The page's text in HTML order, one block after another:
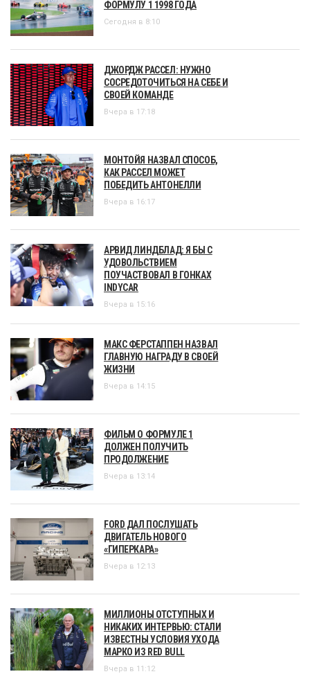
ФОРМУЛУ 1 1998 ГОДА
Сегодня в 8:10
ДЖОРДЖ РАССЕЛ: НУЖНО
СОСРЕДОТОЧИТЬСЯ НА СЕБЕ И
СВОЕЙ КОМАНДЕ
Вчера в 17:18
МОНТОЙЯ НАЗВАЛ СПОСОБ,
КАК РАССЕЛ МОЖЕТ
ПОБЕДИТЬ АНТОНЕЛЛИ
Вчера в 16:17
АРВИД ЛИНДБЛАД: Я БЫ С
УДОВОЛЬСТВИЕМ
ПОУЧАСТВОВАЛ В ГОНКАХ
INDYCAR
Вчера в 15:16
МАКС ФЕРСТАППЕН НАЗВАЛ
ГЛАВНУЮ НАГРАДУ В СВОЕЙ
ЖИЗНИ
Вчера в 14:15
ФИЛЬМ О ФОРМУЛЕ 1
ДОЛЖЕН ПОЛУЧИТЬ
ПРОДОЛЖЕНИЕ
Вчера в 13:14
FORD ДАЛ ПОСЛУШАТЬ
ДВИГАТЕЛЬ НОВОГО
«ГИПЕРКАРА»
Вчера в 12:13
МИЛЛИОНЫ ОТСТУПНЫХ И
НИКАКИХ ИНТЕРВЬЮ: СТАЛИ
ИЗВЕСТНЫ УСЛОВИЯ УХОДА
МАРКО ИЗ RED BULL
Вчера в 11:12